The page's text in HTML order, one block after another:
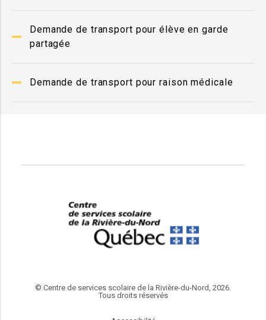
Demande de transport pour élève en garde
partagée
Demande de transport pour raison médicale
© Centre de services scolaire de la Rivière-du-Nord, 2026.
Tous droits réservés